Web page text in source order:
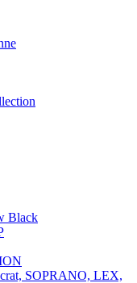
Black
SOPRANO, LEX,